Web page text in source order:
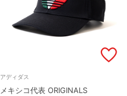
アディダス
メキシコ代表 ORIGINALS